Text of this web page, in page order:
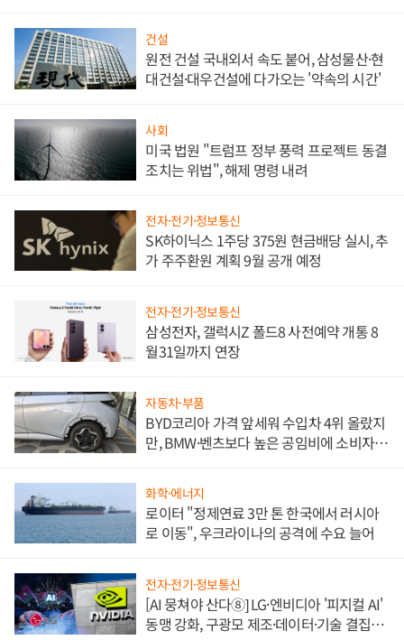
건설
원전 건설 국내외서 속도 붙어, 삼성물산·현
대건설·대우건설에 다가오는 '약속의 시간'
사회
미국 법원 "트럼프 정부 풍력 프로젝트 동결
조치는 위법", 해제 명령 내려
전자·전기·정보통신
SK하이닉스 1주당 375원 현금배당 실시, 추
가 주주환원 계획 9월 공개 예정
전자·전기·정보통신
삼성전자, 갤럭시Z 폴드8 사전예약 개통 8
월31일까지 연장
자동차·부품
BYD코리아 가격 앞세워 수입차 4위 올랐지
만, BMW·벤츠보다 높은 공임비에 소비자
화학·에너지
로이터 "정제연료 3만 톤 한국에서 러시아
로 이동", 우크라이나의 공격에 수요 늘어
전자·전기·정보통신
[AI 뭉쳐야 산다⑧] LG·엔비디아 '피지컬 AI'
동맹 강화, 구광모 제조·데이터·기술 결집